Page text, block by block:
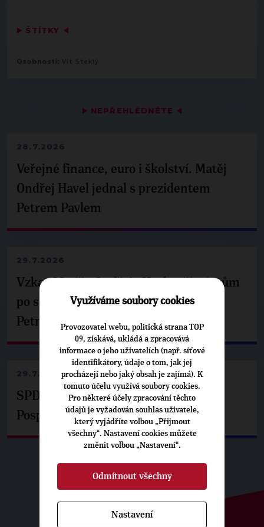
▶ NEPŘEHLÉDNĚTE ◀
28.7.2026
Veřejné finance, euro i školství. Matěj
Ondřej Havel jednal s prezidentem
Petrem Pavlem
29.7.2026
Vzkaz Matěje Ondřeje Havla příznivcům
po setkání s prezidentem republiky
Petrem Pavlem
29.7.2026
SPD už není ve zprávě o extremismu.
Pospíšil: Je tu pachuť
▶ ŠTÍTKY ◀
Osobnosti: Vít Steklý
Využíváme soubory cookies
Provozovatel webu, politická strana TOP
09, získává, ukládá a zpracovává
informace o jeho uživatelích (např. síťové
identifikátory, údaje o tom, jak jej
procházejí nebo jaký obsah je zajímá). K
tomuto účelu využívá soubory cookies.
Pro některé účely zpracování těchto
údajů je vyžadován souhlas uživatele,
který vyjádříte volbou „Přijmout
všechny“. Nastavení cookies můžete
změnit volbou „Nastavení“.
Odmítnout všechny
Nastavení